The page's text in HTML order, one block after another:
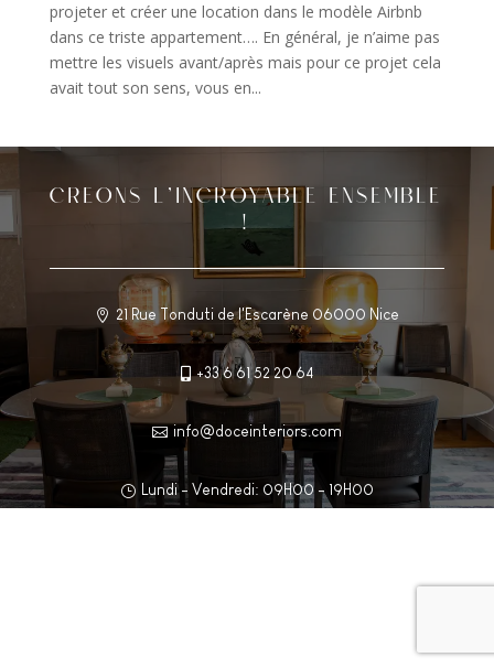
projeter et créer une location dans le modèle Airbnb
dans ce triste appartement…. En général, je n’aime pas
mettre les visuels avant/après mais pour ce projet cela
avait tout son sens, vous en...
CREONS L’INCROYABLE ENSEMBLE
!
 21 Rue Tonduti de l'Escarène 06000 Nice
 +33 6 61 52 20 64
 info@doceinteriors.com
} Lundi - Vendredi: 09H00 - 19H00